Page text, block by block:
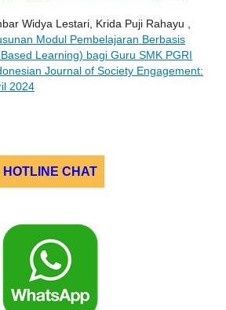
Widya Lestari, Krida Puji Rahayu ,
Modul Pembelajaran Berbasis
Learning) bagi Guru SMK PGRI
Journal of Society Engagement:
2024
HOTLINE CHAT